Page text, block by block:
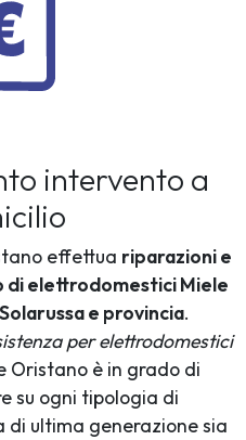
intervento a
effettua riparazioni e
di elettrodomestici Miele
Solarussa e provincia.
per elettrodomestici
Oristano è in grado di
su ogni tipologia di
di ultima generazione sia